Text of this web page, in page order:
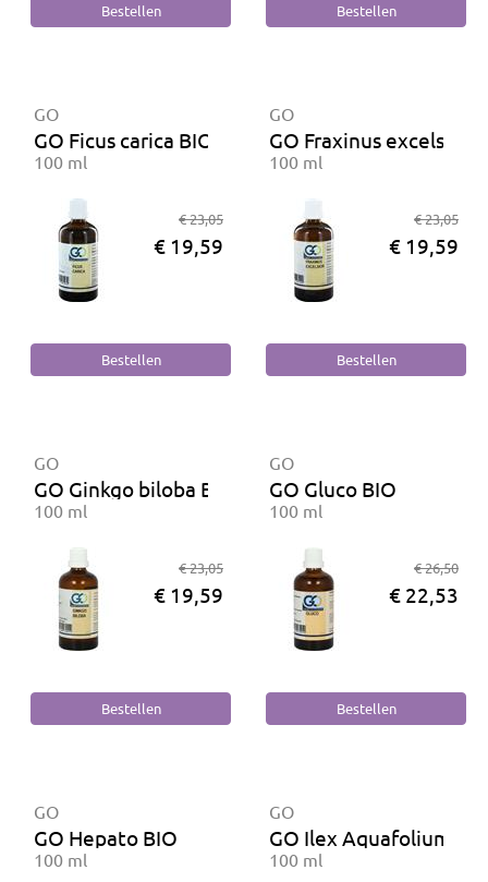
GO
GO Ficus carica BIO
100 ml
€ 23,05
€ 19,59
GO
GO Fraxinus excelsior
100 ml
€ 23,05
€ 19,59
GO
GO Ginkgo biloba BIO
100 ml
€ 23,05
€ 19,59
GO
GO Gluco BIO
100 ml
€ 26,50
€ 22,53
GO
GO Hepato BIO
100 ml
GO
GO Ilex Aquafolium
100 ml